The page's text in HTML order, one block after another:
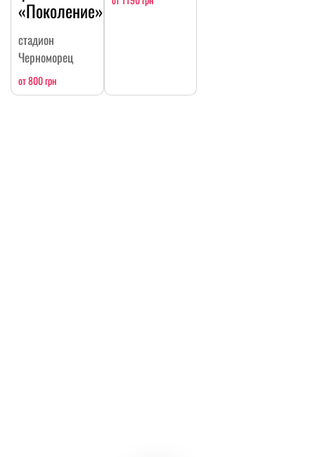
«Поколение»
стадион
Черноморец
от 800 грн